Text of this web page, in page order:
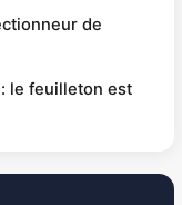
de
le feuilleton est